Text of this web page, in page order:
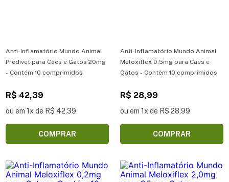
Anti-Inflamatório Mundo Animal
Predivet para Cães e Gatos 20mg
- Contém 10 comprimidos
R$ 42,39
ou em 1x de R$ 42,39
COMPRAR
Anti-Inflamatório Mundo Animal
Meloxiflex 0,5mg para Cães e
Gatos - Contém 10 comprimidos
R$ 28,99
ou em 1x de R$ 28,99
COMPRAR